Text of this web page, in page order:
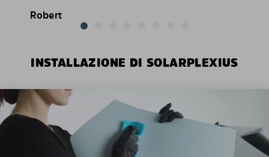
Robert
INSTALLAZIONE DI SOLARPLEXIUS